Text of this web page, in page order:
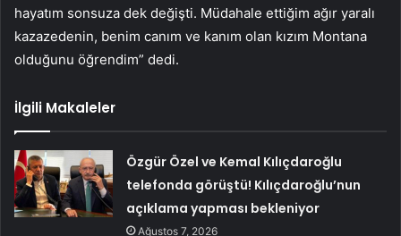
hayatım sonsuza dek değişti. Müdahale ettiğim ağır yaralı
kazazedenin, benim canım ve kanım olan kızım Montana
olduğunu öğrendim” dedi.
İlgili Makaleler
Özgür Özel ve Kemal Kılıçdaroğlu
telefonda görüştü! Kılıçdaroğlu’nun
açıklama yapması bekleniyor
Ağustos 7, 2026